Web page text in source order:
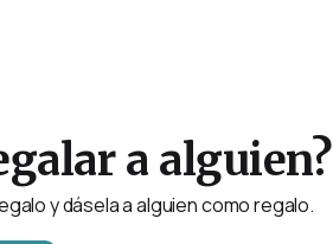
a alguien?
y dásela a alguien como regalo.